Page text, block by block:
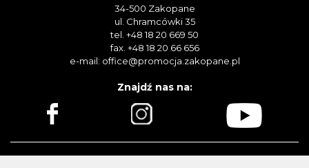
34-500 Zakopane
ul. Chramcówki 35
tel. +48 18 20 669 50
fax. +48 18 20 66 656
e-mail: office@promocja.zakopane.pl
Znajdź nas na: